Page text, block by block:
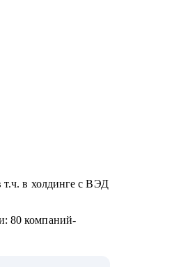
т.ч. в холдинге с ВЭД
80 компаний-